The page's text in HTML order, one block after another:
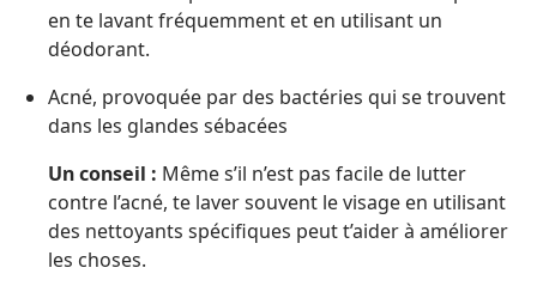
en te lavant fréquemment et en utilisant un
déodorant.
Acné, provoquée par des bactéries qui se trouvent
dans les glandes sébacées
Un conseil : Même s’il n’est pas facile de lutter
contre l’acné, te laver souvent le visage en utilisant
des nettoyants spécifiques peut t’aider à améliorer
les choses.